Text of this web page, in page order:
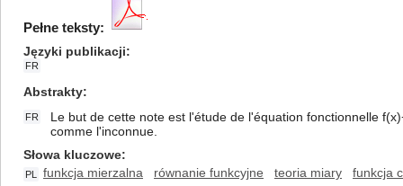
Pełne teksty:
Języki publikacji
FR
Abstrakty
FR
Le but de cette note est l'étude de l'équation fonctionnelle
comme l'inconnue.
Słowa kluczowe
PL funkcja mierzalna równanie funkcyjne teoria miary
funkcja